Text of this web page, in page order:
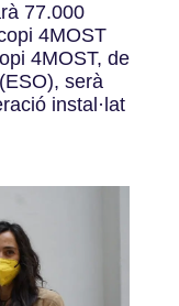
77.000
4MOST
4MOST, de
serà
instal·lat